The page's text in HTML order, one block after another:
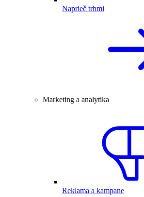
Naprieč trhmi
Marketing a analytika
Reklama a kampane